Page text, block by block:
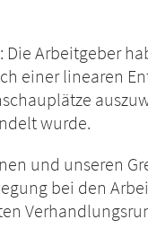
Arbeitgeber
einer linearen
wurde.
und unseren
bei den